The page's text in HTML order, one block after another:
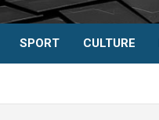
SPORT CULTURE